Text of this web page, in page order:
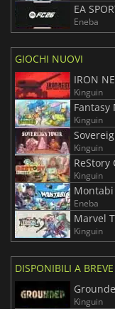
EA
Eneba
GIOCHI NUOVI
IRON
Kinguin
Fantasy
Kinguin
Kinguin
ReStory
Kinguin
Montabi
Eneba
Marvel
Kinguin
DISPONIBILI A BREVE
Kinguin